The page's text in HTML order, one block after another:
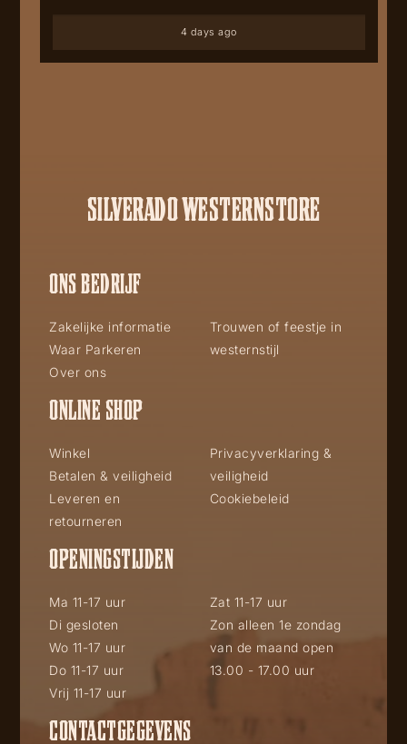
4 days ago
SILVERADO WESTERNSTORE
ONS BEDRIJF
Zakelijke informatie
Waar Parkeren
Over ons
Trouwen of feestje in
westernstijl
ONLINE SHOP
Winkel
Betalen & veiligheid
Leveren en
retourneren
Privacyverklaring &
veiligheid
Cookiebeleid
OPENINGSTIJDEN
Ma 11-17 uur
Di gesloten
Wo 11-17 uur
Do 11-17 uur
Vrij 11-17 uur
Zat 11-17 uur
Zon alleen 1e zondag
van de maand open
13.00 - 17.00 uur
CONTACTGEGEVENS